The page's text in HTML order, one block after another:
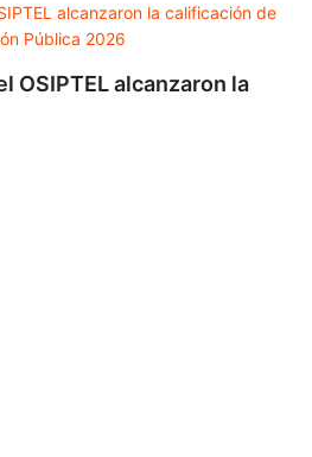
OSIPTEL alcanzaron la